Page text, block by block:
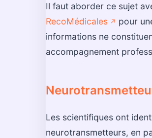
Il faut aborder ce sujet
RecoMédicales ↗️ pour
informations ne
accompagnement
Les scientifiques ont
neurotransmetteurs, en